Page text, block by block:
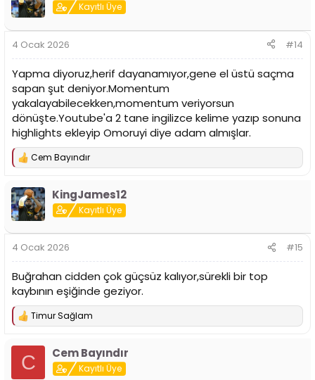
Kayıtlı Üye
4 Ocak 2026 #14
Yapma diyoruz,herif dayanamıyor,gene el üstü saçma
sapan şut deniyor.Momentum
yakalayabilecekken,momentum veriyorsun
dönüşte.Youtube'a 2 tane ingilizce kelime yazıp sonuna
highlights ekleyip Omoruyi diye adam almışlar.
T
k
i
l
:
Cem Bayındır
KingJames12
Kayıtlı Üye
4 Ocak 2026 #15
Buğrahan cidden çok güçsüz kalıyor,sürekli bir top
kaybının eşiğinde geziyor.
T
p
l
Timur Sağlam
C Cem Bayındır
Kayıtlı Üye